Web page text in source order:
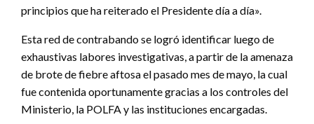
principios que ha reiterado el Presidente día a día».
Esta red de contrabando se logró identificar luego de
exhaustivas labores investigativas, a partir de la amenaza
de brote de fiebre aftosa el pasado mes de mayo, la cual
fue contenida oportunamente gracias a los controles del
Ministerio, la POLFA y las instituciones encargadas.